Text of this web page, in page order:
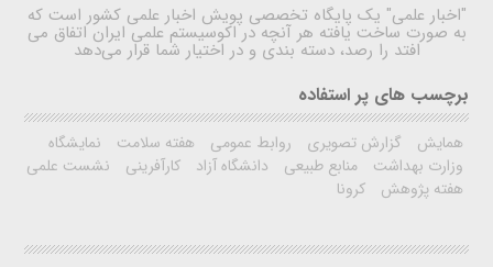
"اخبار علمی" یک پایگاه تخصصی پویش اخبار علمی کشور است که
به صورت ساخت یافته هر آنچه در اکوسیستم علمی ایران اتفاق می
افتد را رصد، دسته بندی و در اختیار شما قرار می‌دهد
برچسب های پر استفاده
همایش گزارش تصویری روابط عمومی هفته سلامت
نمایشگاه
وزارت بهداشت
منابع طبیعی دانشگاه آزاد کارآفرینی
نشست علمی
هفته پژوهش
کرونا